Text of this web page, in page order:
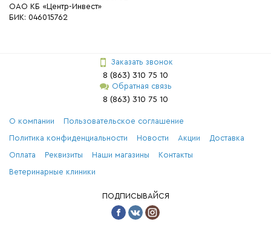
ОАО КБ «Центр-Инвест»
БИК: 046015762
Заказать звонок
8 (863) 310 75 10
Обратная связь
8 (863) 310 75 10
О компании Пользовательское соглашение
Политика конфиденциальности Новости Акции Доставка
Оплата Реквизиты Наши магазины Контакты
Ветеринарные клиники
ПОДПИСЫВАЙСЯ